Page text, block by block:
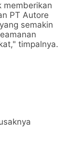
memberikan
PT Autore
semakin
timpalnya.